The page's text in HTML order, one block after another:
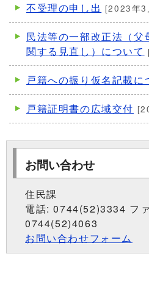
不受理の申し出 [2023年3
民法等の一部改正法（
関する見直し）について
戸籍への振り仮名記載に
戸籍証明書の広域交付
お問い合わせ
住民課
電話: 0744(52)3334 フ
0744(52)4063
お問い合わせフォーム